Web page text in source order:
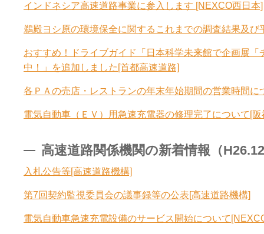
インドネシア高速道路事業に参入します [NEXCO西日本]
鵜殿ヨシ原の環境保全に関するこれまでの調査結果及
おすすめ！ドライブガイド「日本科学未来館で企画展
中！」を追加しました[首都高速道路]
各ＰＡの売店・レストランの年末年始期間の営業時間に
電気自動車（ＥＶ）用急速充電器の修理完了について[
高速道路関係機関の新着情報（
入札公告等[高速道路機構]
第7回契約監視委員会の議事録等の公表[高速道路機構]
電気自動車急速充電設備のサービス開始について